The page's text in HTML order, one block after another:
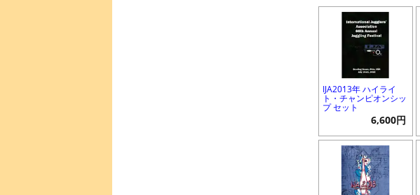
IJA2013年 ハイライ
ト・チャンピオンシッ
プ セット
6,600円